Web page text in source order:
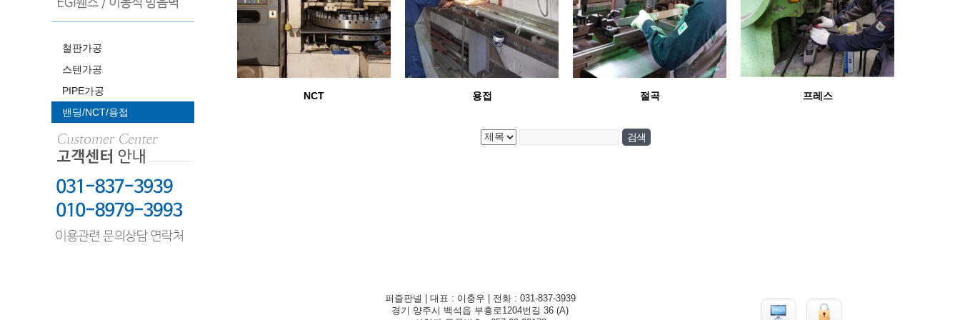
철판가공
스텐가공
PIPE가공
밴딩/NCT/용접
NCT 용접 절곡 프레스
퍼즐판넬 | 대표 : 이충우 | 전화 : 031-837-3939
경기 양주시 백석읍 부흥로1204번길 36 (A)